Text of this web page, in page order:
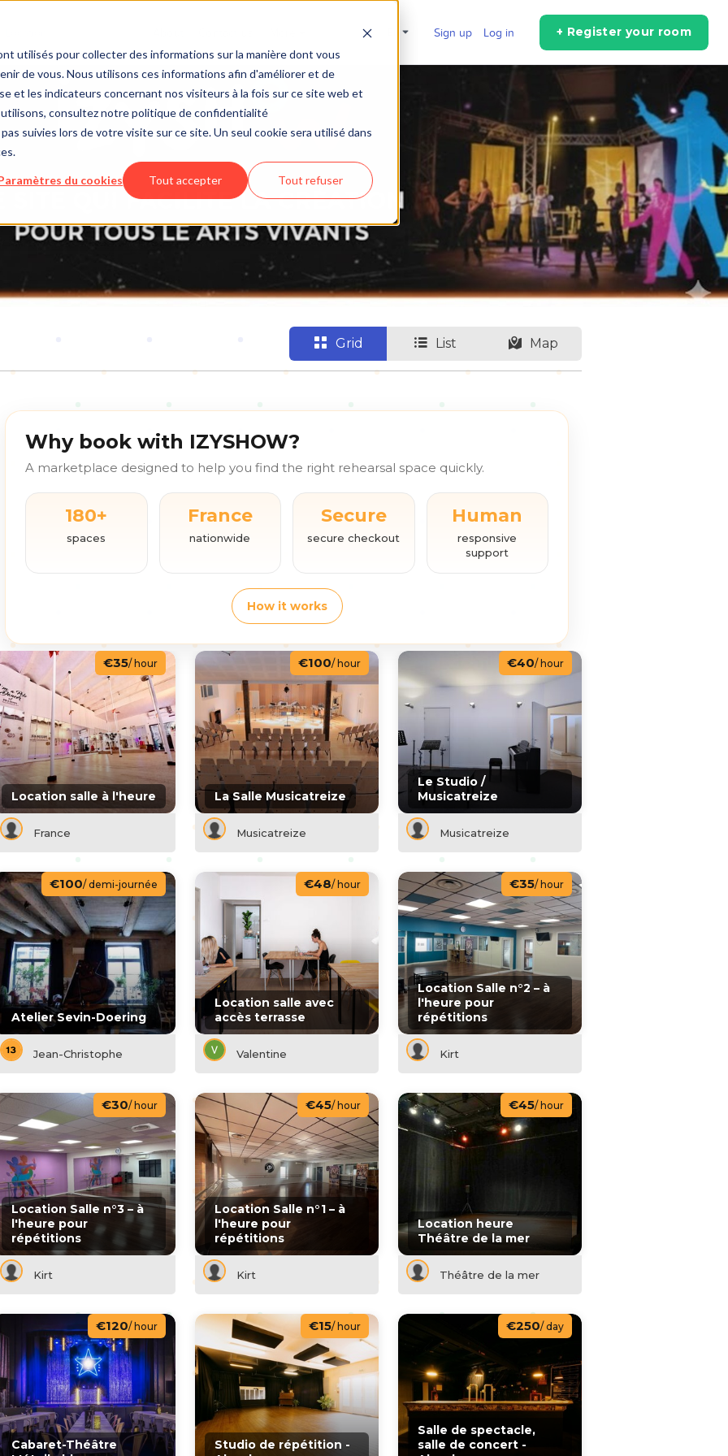
utilisés pour collecter des informations sur la manière dont vous
de vous. Nous utilisons ces informations afin d'améliorer et de
et les indicateurs concernant nos visiteurs à la fois sur ce site web et
consultez notre politique de confidentialité
suivies lors de votre visite sur ce site. Un seul cookie sera utilisé dans
du cookies Tout accepter Tout refuser
Sign up Log in + Register your room
Grid List Map
Why book with IZYSHOW?
A marketplace designed to help you find the right rehearsal space quickly.
180+
spaces
France
nationwide
Secure
secure checkout
Human
responsive
support
How it works
Location salle à l'heure
€35/ hour
France
La Salle Musicatreize
€100/ hour
Musicatreize
Le Studio /
Musicatreize
€40/ hour
Musicatreize
Atelier Sevin-Doering
€100/ demi-journée
Jean-Christophe
Location salle avec
accès terrasse
€48/ hour
Valentine
Location Salle n°2 – à
l'heure pour
répétitions
€35/ hour
Kirt
Location Salle n°3 – à
l'heure pour
répétitions
€30/ hour
Kirt
Location Salle n°1 – à
l'heure pour
répétitions
€45/ hour
Kirt
Location heure
Théâtre de la mer
€45/ hour
Théâtre de la mer
Cabaret-Théâtre
€120/ hour
Studio de répétition -
€15/ hour
Salle de spectacle,
salle de concert -
€250/ day